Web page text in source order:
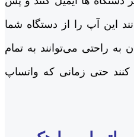
این آپ را از دستگاه شما
به راحتی می‌توانند به تمام
حتی زمانی که واتساپ